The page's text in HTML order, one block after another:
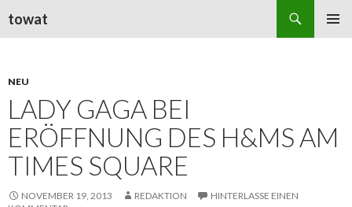
towat
NEU
LADY GAGA BEI
ERÖFFNUNG DES H&MS AM
TIMES SQUARE
NOVEMBER 19, 2013 REDAKTION
HINTERLASSE EINEN